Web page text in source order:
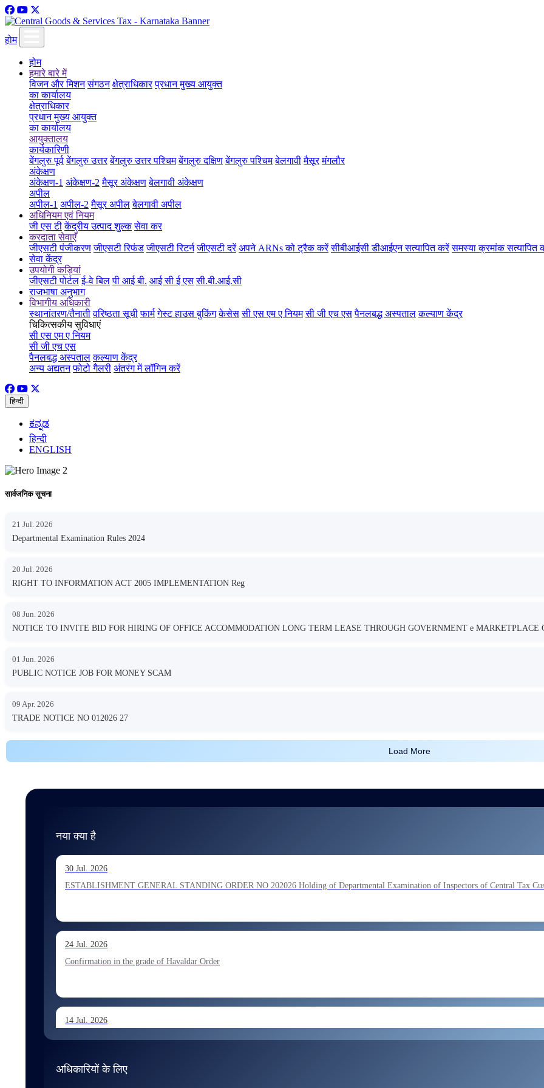
होम
होम
हमारे बारे में
विजन और मिशन संगठन क्षेत्राधिकार प्रधान मुख्य आयुक्त
का कार्यालय
क्षेत्राधिकार
प्रधान मुख्य आयुक्त
का कार्यालय
आयुक्तालय
कार्यकारिणी
बेंगलुरु पूर्व बेंगलुरु उत्तर बेंगलुरु उत्तर पश्चिम बेंगलुरु दक्षिण बेंगलुरु पश्चिम बेलगावी मैसूर मंगलौर
अंकेक्षण
अंकेक्षण-1 अंकेक्षण-2 मैसूर अंकेक्षण बेलगावी अंकेक्षण
अपील
अपील-1 अपील-2 मैसूर अपील बेलगावी अपील
अधिनियम एवं नियम
जी एस टी केंद्रीय उत्पाद शुल्क सेवा कर
करदाता सेवाएँ
जीएसटी पंजीकरण जीएसटी रिफंड जीएसटी रिटर्न जीएसटी दरें अपने ARNs को ट्रैक करें सीबीआईसी डीआईएन सत्यापित करें समस्या क्रमांक सत्यापित
सेवा केंद्र
उपयोगी कड़ियां
जीएसटी पोर्टल ई-वे बिल पी आई बी. आई सी ई एस सी.बी.आई.सी
राजभाषा अनुभाग
विभागीय अधिकारी
स्थानांतरण/तैनाती वरिष्ठता सूची फार्म गेस्ट हाउस बुकिंग केसेस सी एस एम ए नियम सी जी एच एस पैनलबद्ध अस्पताल कल्याण केंद्र
चिकित्सकीय सुविधाएं
सी एस एम ए नियम
सी जी एच एस
पैनलबद्ध अस्पताल कल्याण केंद्र
अन्य अद्यतन फोटो गैलरी अंतरंग में लॉगिन करें
हिन्दी
ಕನ್ನಡ
हिन्दी
ENGLISH
सार्वजनिक सूचना
21 Jul. 2026
Departmental Examination Rules 2024
20 Jul. 2026
RIGHT TO INFORMATION ACT 2005 IMPLEMENTATION Reg
08 Jun. 2026
NOTICE TO INVITE BID FOR HIRING OF OFFICE ACCOMMODATION LONG TERM LEASE THROUGH GOVERNMENT e MARKETPLACE
01 Jun. 2026
PUBLIC NOTICE JOB FOR MONEY SCAM
09 Apr. 2026
TRADE NOTICE NO 012026 27
Load More
नया क्या है
30 Jul. 2026
ESTABLISHMENT GENERAL STANDING ORDER NO 202026 Holding of Departmental Examination of Inspectors of Central Tax
24 Jul. 2026
Confirmation in the grade of Havaldar Order
14 Jul. 2026
अधिकारियों के लिए